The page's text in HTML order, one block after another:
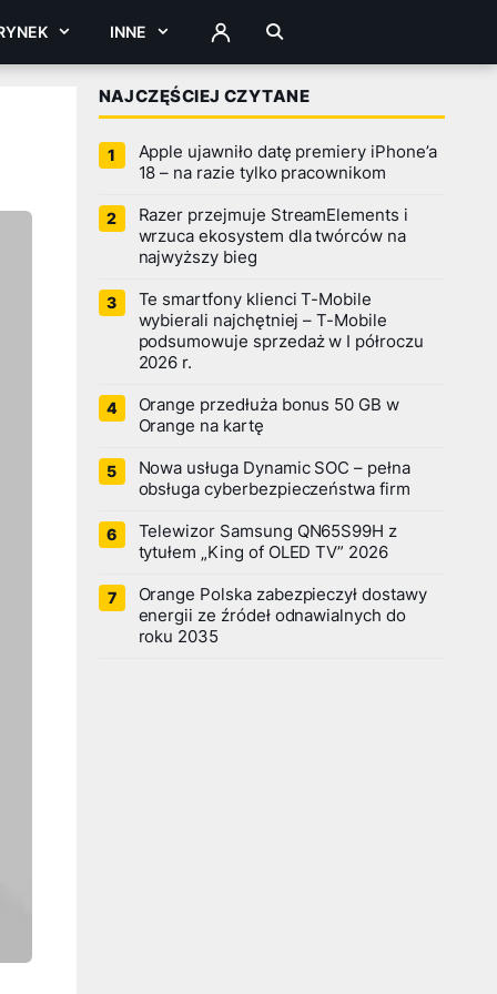
INNE ZALOGUJ
NAJCZĘŚCIEJ CZYTANE
Apple ujawniło datę premiery iPhone’a
18 – na razie tylko pracownikom
Razer przejmuje StreamElements i
wrzuca ekosystem dla twórców na
najwyższy bieg
Te smartfony klienci T-Mobile
wybierali najchętniej – T-Mobile
podsumowuje sprzedaż w I półroczu
2026 r.
Orange przedłuża bonus 50 GB w
Orange na kartę
Nowa usługa Dynamic SOC – pełna
obsługa cyberbezpieczeństwa firm
Telewizor Samsung QN65S99H z
tytułem „King of OLED TV” 2026
Orange Polska zabezpieczył dostawy
energii ze źródeł odnawialnych do
roku 2035